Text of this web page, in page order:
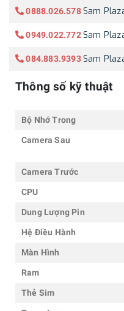
0888.026.578 Sam
0949.022.772 Sam
084.883.9393 Sam
Thông số kỹ thuật
Bộ Nhớ Trong
Camera Sau
Camera Trước
CPU
Dung Lượng Pin
Hệ Điều Hành
Màn Hình
Ram
Thẻ Sim